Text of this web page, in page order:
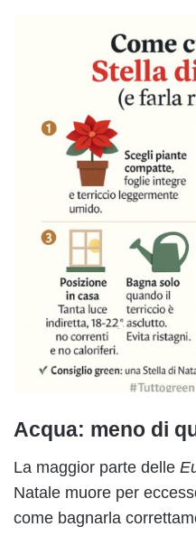
Acqua: meno di
La maggior parte delle
Natale muore per
come bagnarla